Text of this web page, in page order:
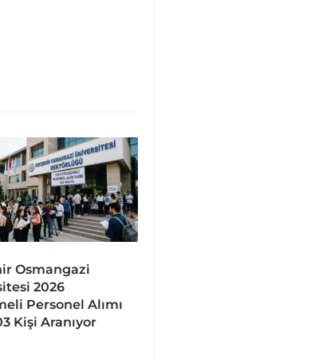
Osmangazi
2026
Personel Alımı
Kişi Aranıyor